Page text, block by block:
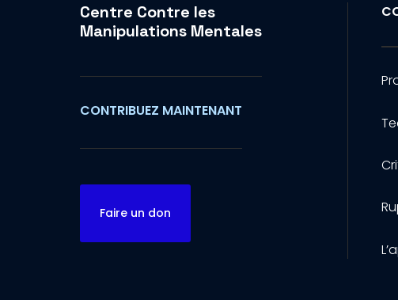
Centre Contre les
Manipulations Mentales
CONTRIBUEZ MAINTENANT
Faire un don